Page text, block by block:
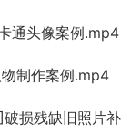
通头像案例.mp4
制作案例.mp4
损残缺旧照片补